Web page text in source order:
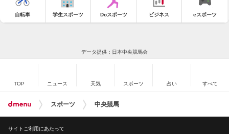
自転車 学生スポーツ Doスポーツ ビジネス eスポーツ
データ提供：日本中央競馬会
TOP ニュース 天気 スポーツ 占い すべて
スポーツ 中央競馬
サイトご利用にあたって